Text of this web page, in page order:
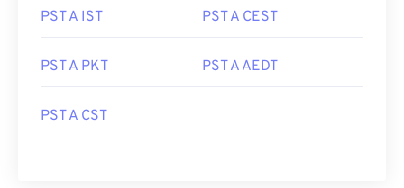
PST A IST PST A CEST
PST A PKT PST A AEDT
PST A CST